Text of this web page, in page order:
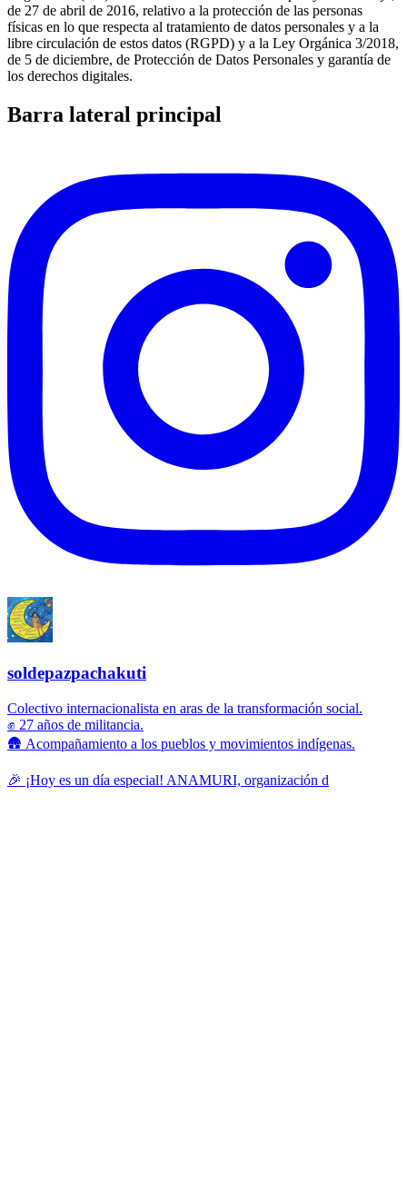
de 27 de abril de 2016, relativo a la protección de las personas
físicas en lo que respecta al tratamiento de datos personales y a la
libre circulación de estos datos (RGPD) y a la Ley Orgánica 3/2018,
de 5 de diciembre, de Protección de Datos Personales y garantía de
los derechos digitales.
Barra lateral principal
soldepazpachakuti
Colectivo internacionalista en aras de la transformación social.
✊ 27 años de militancia.
🛖 Acompañamiento a los pueblos y movimientos indígenas.
🎉 ¡Hoy es un día especial! ANAMURI, organización d